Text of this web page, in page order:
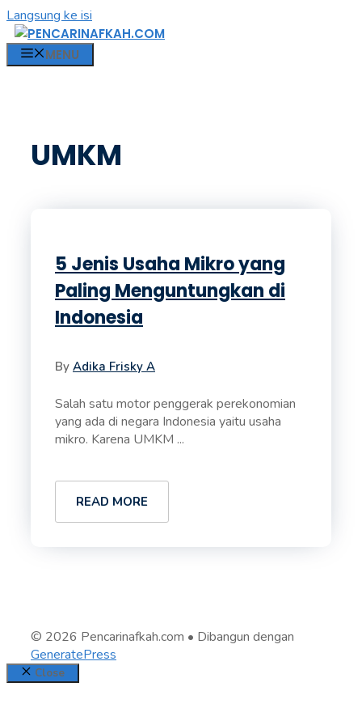
Langsung ke isi
MENU
UMKM
5 Jenis Usaha Mikro yang
Paling Menguntungkan di
Indonesia
By Adika Frisky A
Salah satu motor penggerak perekonomian
yang ada di negara Indonesia yaitu usaha
mikro. Karena UMKM ...
READ MORE
© 2026 Pencarinafkah.com • Dibangun dengan
GeneratePress
Close